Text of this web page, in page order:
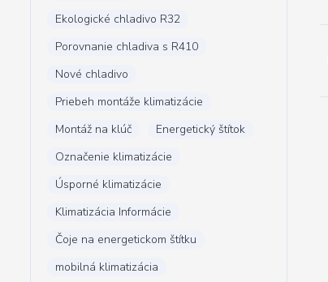
Ekologické chladivo R32
Porovnanie chladiva s R410
Nové chladivo
Priebeh montáže klimatizácie
Montáž na klúč
Energetický štítok
Označenie klimatizácie
Úsporné klimatizácie
Klimatizácia Informácie
Čoje na energetickom štítku
mobilná klimatizácia